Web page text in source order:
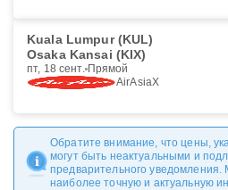
Kuala Lumpur (KUL)
Osaka Kansai (KIX)
пт, 18 сент. Прямой
AirAsiaX
Обратите внимание, что цены,
могут быть неактуальными и
предварительного
наиболее точную и актуальную